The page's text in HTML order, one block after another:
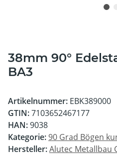
38mm 90°
BA3
Artikelnummer: EBK389000
GTIN:7103652467177
HAN:9038
Kategorie: 90 Grad Bögen
Hersteller:Alutec Metallbau